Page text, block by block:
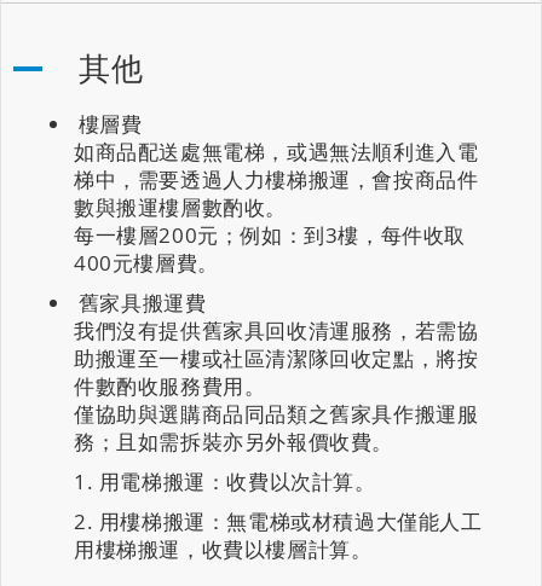
其他
樓層費
如商品配送處無電梯，或遇無法順利進入電
梯中，需要透過人力樓梯搬運，會按商品件
數與搬運樓層數酌收。
每一樓層200元；例如：到3樓，每件收取
400元樓層費。
舊家具搬運費
我們沒有提供舊家具回收清運服務，若需協
助搬運至一樓或社區清潔隊回收定點，將按
件數酌收服務費用。
僅協助與選購商品同品類之舊家具作搬運服
務；且如需拆裝亦另外報價收費。
用電梯搬運：收費以次計算。
用樓梯搬運：無電梯或材積過大僅能人工
用樓梯搬運，收費以樓層計算。